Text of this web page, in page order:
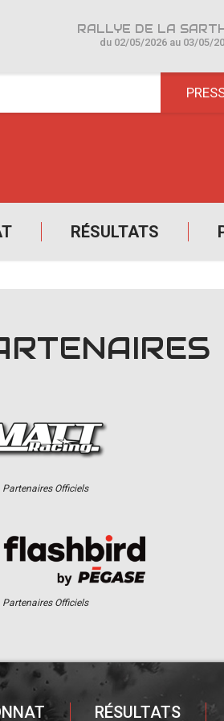
RÉSULTATS
du 02/05/2026 au 03/05/
Partenaires Officiels
Partenaires Officiels
RÉSULTATS